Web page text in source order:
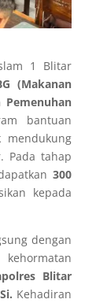
1 Blitar
(Makanan
Pemenuhan
bantuan
Pada tahap
300
kepada
dengan
Blitar
Kehadiran